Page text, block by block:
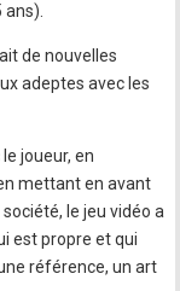
de nouvelles
adeptes avec les
joueur, en
mettant en avant
le jeu vidéo a
est propre et qui
référence, un art